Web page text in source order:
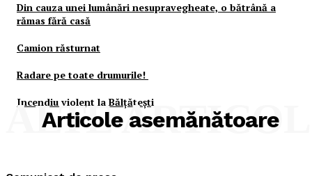
Din cauza unei lumânări nesupravegheate, o bătrână a
rămas fără casă
Camion răsturnat
Radare pe toate drumurile!
Incendiu violent la Bălţăteşti
Articole asemănătoare
ALTE